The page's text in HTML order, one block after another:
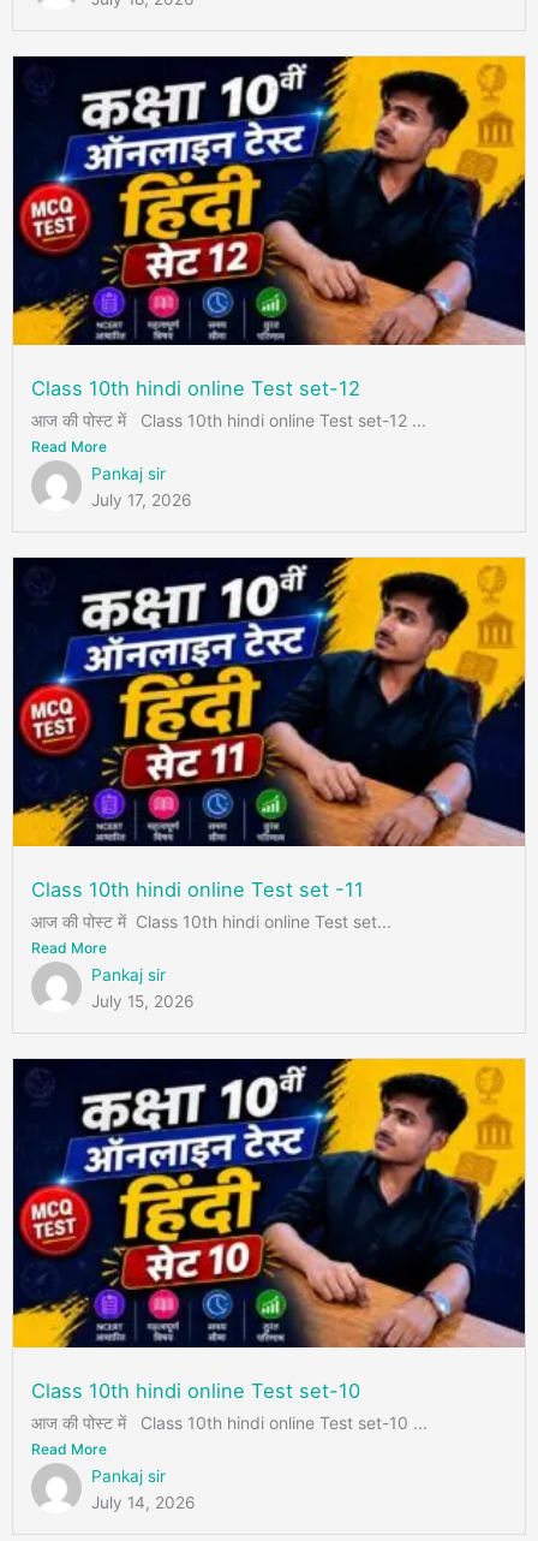
Class 10th hindi online Test set-12
आज की पोस्ट में Class 10th hindi online Test set-12 ...
Read More
Pankaj sir
July 17, 2026
Class 10th hindi online Test set -11
आज की पोस्ट में Class 10th hindi online Test set...
Read More
Pankaj sir
July 15, 2026
Class 10th hindi online Test set-10
आज की पोस्ट में Class 10th hindi online Test set-10 ...
Read More
Pankaj sir
July 14, 2026